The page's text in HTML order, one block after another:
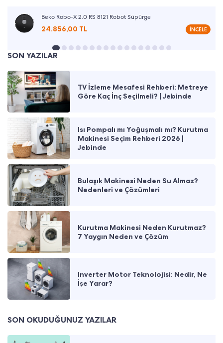
Beko Robo-X 2.0 RS 8121 Robot Süpürge
24.856,00 TL İNCELE
SON YAZILAR
TV İzleme Mesafesi Rehberi: Metreye
Göre Kaç İnç Seçilmeli? | Jebinde
Isı Pompalı mı Yoğuşmalı mı? Kurutma
Makinesi Seçim Rehberi 2026 |
Jebinde
Bulaşık Makinesi Neden Su Almaz?
Nedenleri ve Çözümleri
Kurutma Makinesi Neden Kurutmaz?
7 Yaygın Neden ve Çözüm
Inverter Motor Teknolojisi: Nedir, Ne
İşe Yarar?
SON OKUDUĞUNUZ YAZILAR